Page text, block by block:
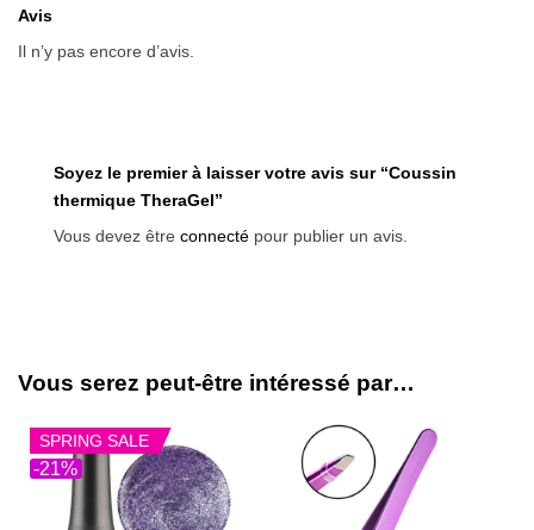
Avis
Il n’y pas encore d’avis.
Soyez le premier à laisser votre avis sur “Coussin
thermique TheraGel”
Vous devez être connecté pour publier un avis.
Vous serez peut-être intéressé par…
-21%
SPRING SALE